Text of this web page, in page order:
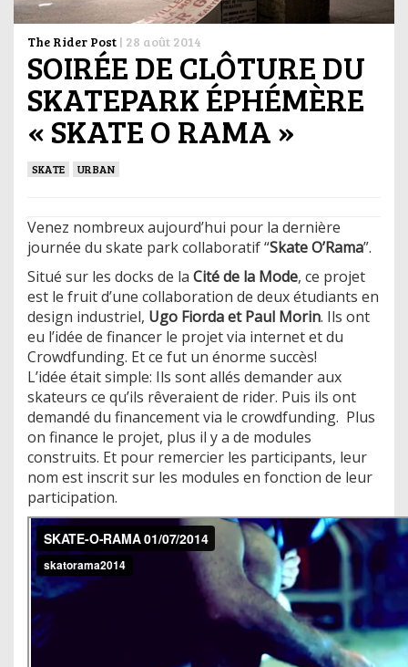
The Rider Post | 28 août 2014
SOIRÉE DE CLÔTURE DU
SKATEPARK ÉPHÉMÈRE
« SKATE O RAMA »
SKATE URBAN
Venez nombreux aujourd’hui pour la dernière
journée du skate park collaboratif “Skate O’Rama”.
Situé sur les docks de la Cité de la Mode, ce projet
est le fruit d’une collaboration de deux étudiants en
design industriel, Ugo Fiorda et Paul Morin. Ils ont
eu l’idée de financer le projet via internet et du
Crowdfunding. Et ce fut un énorme succès!
L’idée était simple: Ils sont allés demander aux
skateurs ce qu’ils rêveraient de rider. Puis ils ont
demandé du financement via le crowdfunding. Plus
on finance le projet, plus il y a de modules
construits. Et pour remercier les participants, leur
nom est inscrit sur les modules en fonction de leur
participation.